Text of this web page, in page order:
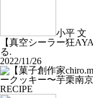
小平 文
【真空シーラー狂
る.
2022/11/26
RECIPE